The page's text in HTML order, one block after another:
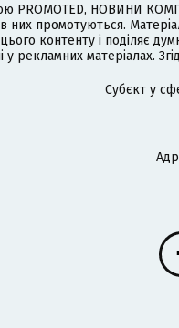
PROMOTED, НОВИНИ
в них промотуються.
контенту і поділяє
рекламних матеріалах.
Cубєкт у